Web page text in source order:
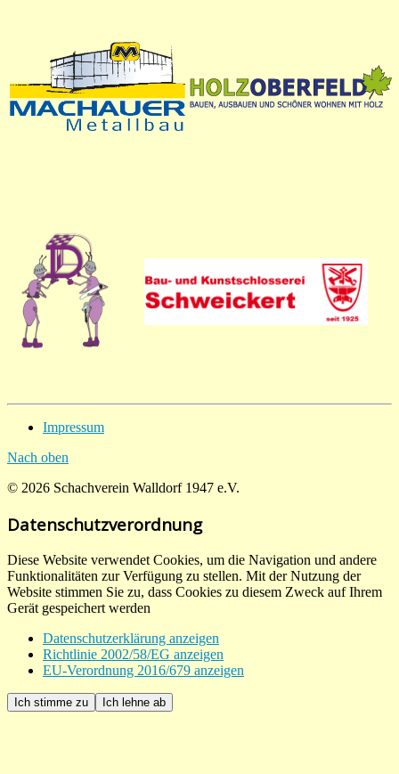
Impressum
Nach oben
© 2026 Schachverein Walldorf 1947 e.V.
Datenschutzverordnung
Diese Website verwendet Cookies, um die Navigation und andere
Funktionalitäten zur Verfügung zu stellen. Mit der Nutzung der
Website stimmen Sie zu, dass Cookies zu diesem Zweck auf Ihrem
Gerät gespeichert werden
Datenschutzerklärung anzeigen
Richtlinie 2002/58/EG anzeigen
EU-Verordnung 2016/679 anzeigen
Ich stimme zu Ich lehne ab